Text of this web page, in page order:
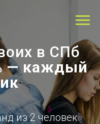
в СПб
— каждый
из 2 человек